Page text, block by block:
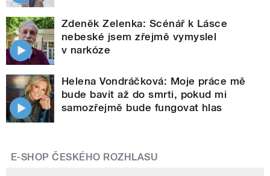
Zdeněk Zelenka: Scénář k Lásce
nebeské jsem zřejmě vymyslel
v narkóze
Helena Vondráčková: Moje práce mě
bude bavit až do smrti, pokud mi
samozřejmě bude fungovat hlas
E-SHOP ČESKÉHO ROZHLASU